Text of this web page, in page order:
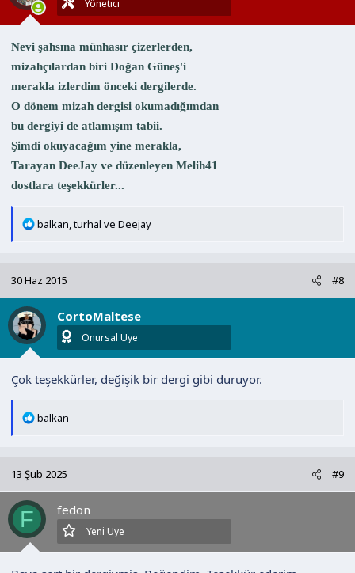
:
Yönetici
Nevi şahsına münhasır çizerlerden,
mizahçılardan biri Doğan Güneş'i
merakla izlerdim önceki dergilerde.
O dönem mizah dergisi okumadığımdan
bu dergiyi de atlamışım tabii.
Şimdi okuyacağım yine merakla,
Tarayan DeeJay ve düzenleyen Melih41
dostlara teşekkürler...
T
i
l
e
r
balkan ,turhal ve Deejay
30 Haz 2015 #8
CortoMaltese
Onursal Üye
Çok teşekkürler, değişik bir dergi gibi duruyor.
T
i
l
e
r
balkan
13 Şub 2025 #9
F fedon
Yeni Üye